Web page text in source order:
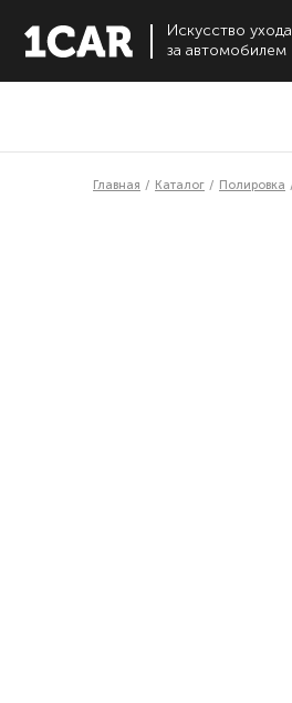
Искусство ухода
за автомобилем
Главная Каталог Полировка